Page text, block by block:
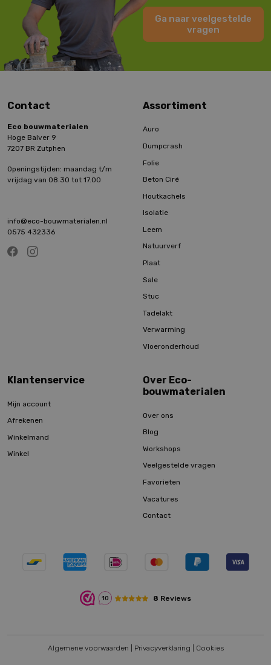
Ga naar veelgestelde
vragen
Contact
Eco bouwmaterialen
Hoge Balver 9
7207 BR Zutphen
Openingstijden: maandag t/m
vrijdag van 08.30 tot 17.00
info@eco-bouwmaterialen.nl
0575 432336
Assortiment
Auro
Dumpcrash
Folie
Beton Ciré
Houtkachels
Isolatie
Leem
Natuurverf
Plaat
Sale
Stuc
Tadelakt
Verwarming
Vloeronderhoud
Klantenservice
Mijn account
Afrekenen
Winkelmand
Winkel
Over Eco-
bouwmaterialen
Over ons
Blog
Workshops
Veelgestelde vragen
Favorieten
Vacatures
Contact
10 8 Reviews
Algemene voorwaarden Privacyverklaring Cookies